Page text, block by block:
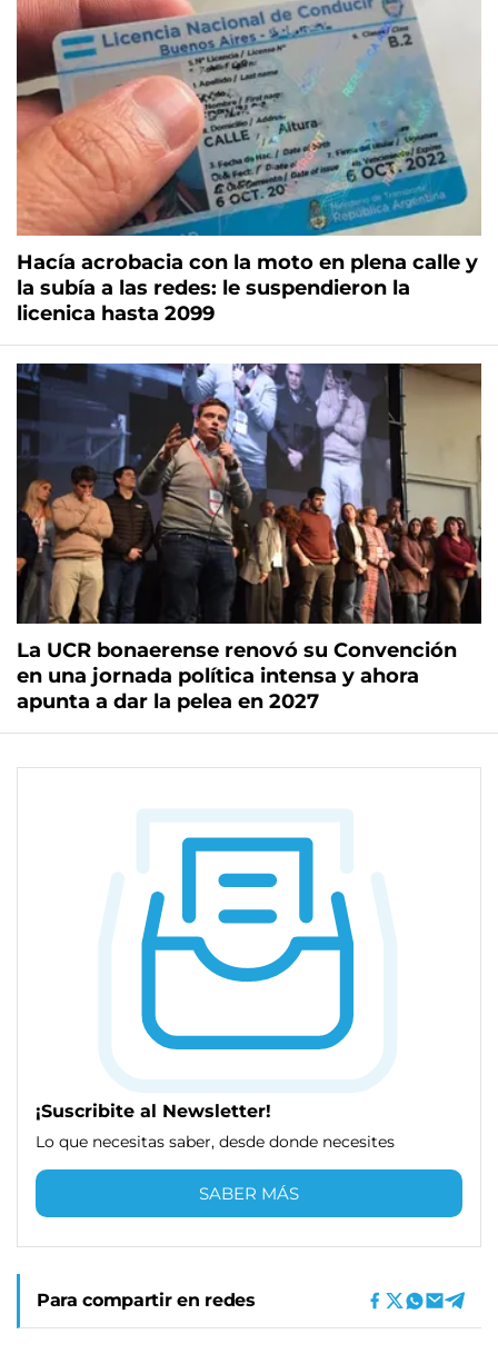
Hacía acrobacia con la moto en plena calle y
la subía a las redes: le suspendieron la
licenica hasta 2099
La UCR bonaerense renovó su Convención
en una jornada política intensa y ahora
apunta a dar la pelea en 2027
¡Suscribite al Newsletter!
Lo que necesitas saber, desde donde necesites
SABER MÁS
Para compartir en redes